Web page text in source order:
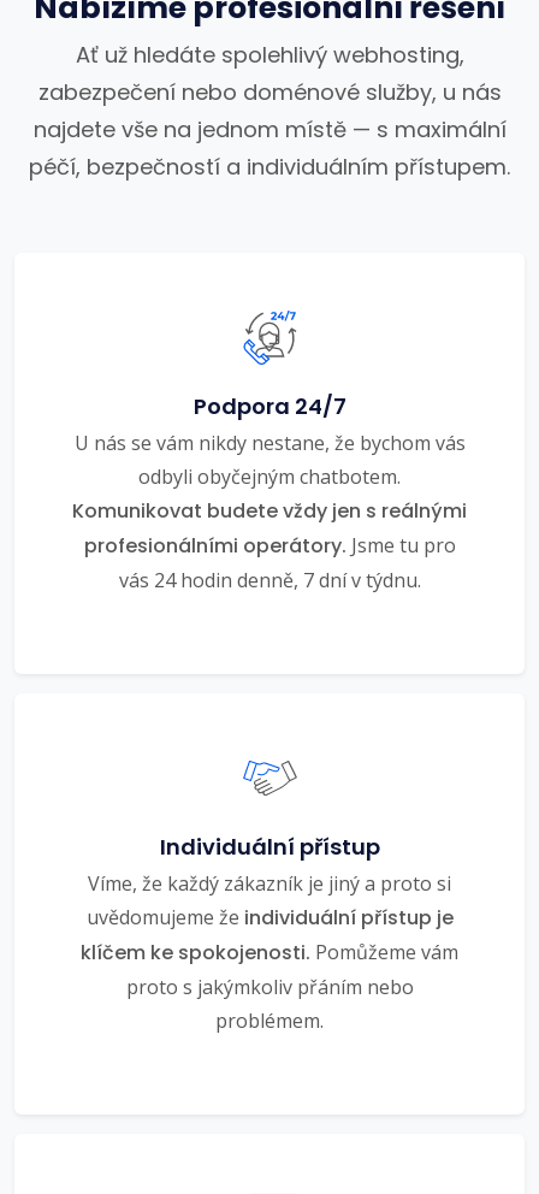
Ať už hledáte spolehlivý webhosting,
zabezpečení nebo doménové služby, u nás
najdete vše na jednom místě — s maximální
péčí, bezpečností a individuálním přístupem.
Podpora 24/7
U nás se vám nikdy nestane, že bychom vás
odbyli obyčejným chatbotem.
Komunikovat budete vždy jen s reálnými
profesionálními operátory. Jsme tu pro
vás 24 hodin denně, 7 dní v týdnu.
Individuální přístup
Víme, že každý zákazník je jiný a proto si
uvědomujeme že individuální přístup je
klíčem ke spokojenosti. Pomůžeme vám
proto s jakýmkoliv přáním nebo
problémem.